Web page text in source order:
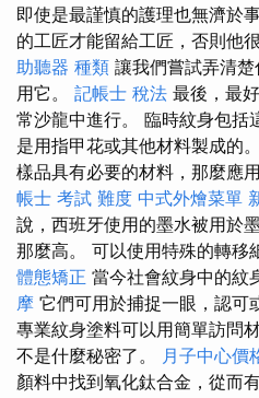
即使是最謹慎的護理也無濟於
的工匠才能留給工匠，否則他
助聽器 種類 讓我們嘗試弄清
用它。 記帳士 稅法 最後，最
常沙龍中進行。 臨時紋身包括
是用指甲花或其他材料製成的。
樣品具有必要的材料，那麼應
帳士 考試 難度 中式外燴菜單
說，西班牙使用的墨水被用於
那麼高。 可以使用特殊的轉移
體態矯正 當今社會紋身中的紋
摩 它們可用於捕捉一眼，認可
專業紋身塗料可以用簡單訪問
不是什麼秘密了。 月子中心價
顏料中找到氧化鈦合金，從而